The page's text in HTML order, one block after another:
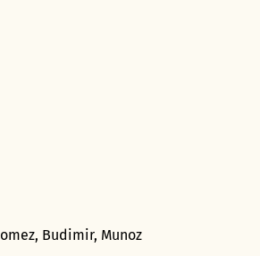
Budimir, Munoz